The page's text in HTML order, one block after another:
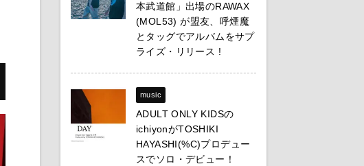
本武道館」出場のRAWAX
(MOL53) が盟友、呼煙魔
とタッグでアルバムをサプ
ライズ・リリース !
music
ADULT ONLY KIDSの
ichiyonがTOSHIKI
HAYASHI(%C)プロデュー
スでソロ・デビュー！